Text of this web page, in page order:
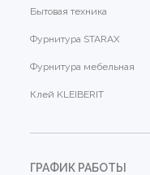
Бытовая техника
Фурнитура STARAX
Фурнитура мебельная
Клей KLEIBERIT
ГРАФИК РАБОТЫ